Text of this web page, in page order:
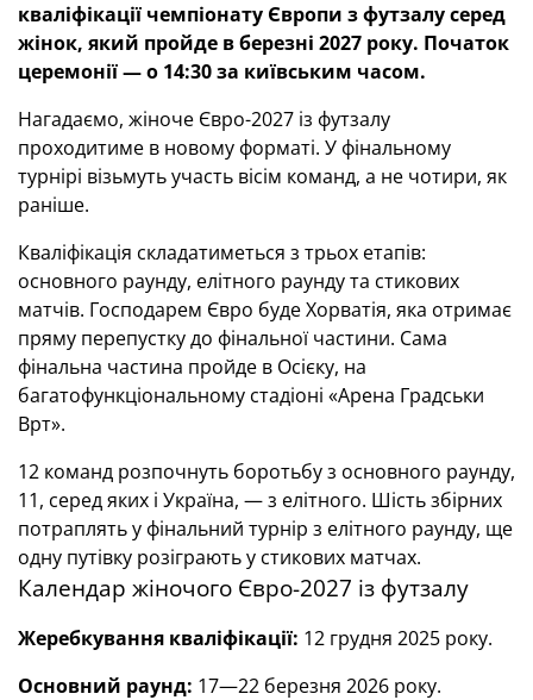
кваліфікації чемпіонату Європи з футзалу серед
жінок, який пройде в березні 2027 року. Початок
церемонії — о 14:30 за київським часом.
Нагадаємо, жіноче Євро-2027 із футзалу
проходитиме в новому форматі. У фінальному
турнірі візьмуть участь вісім команд, а не чотири, як
раніше.
Кваліфікація складатиметься з трьох етапів:
основного раунду, елітного раунду та стикових
матчів. Господарем Євро будеХорватія, яка отримає
пряму перепустку до фінальної частини. Сама
фінальна частина пройде в Осієку, на
багатофункціональному стадіоні «Арена Градськи
Врт».
12 команд розпочнуть боротьбу з основного раунду,
11, серед яких і Україна, — з елітного. Шість збірних
потраплять у фінальний турнір з елітного раунду, ще
одну путівку розіграють у стикових матчах.
Календар жіночого Євро-2027 із футзалу
Жеребкування кваліфікації: 12 грудня 2025 року.
Основний раунд: 17—22 березня 2026 року.